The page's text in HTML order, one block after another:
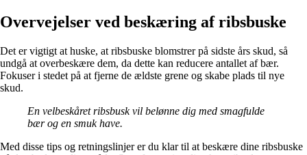
Overvejelser ved beskæring af ribsbuske
Det er vigtigt at huske, at ribsbuske blomstrer på sidste års skud, så
undgå at overbeskære dem, da dette kan reducere antallet af bær.
Fokuser i stedet på at fjerne de ældste grene og skabe plads til nye
skud.
En velbeskåret ribsbusk vil belønne dig med smagfulde
bær og en smuk have.
Med disse tips og retningslinjer er du klar til at beskære dine ribsbuske